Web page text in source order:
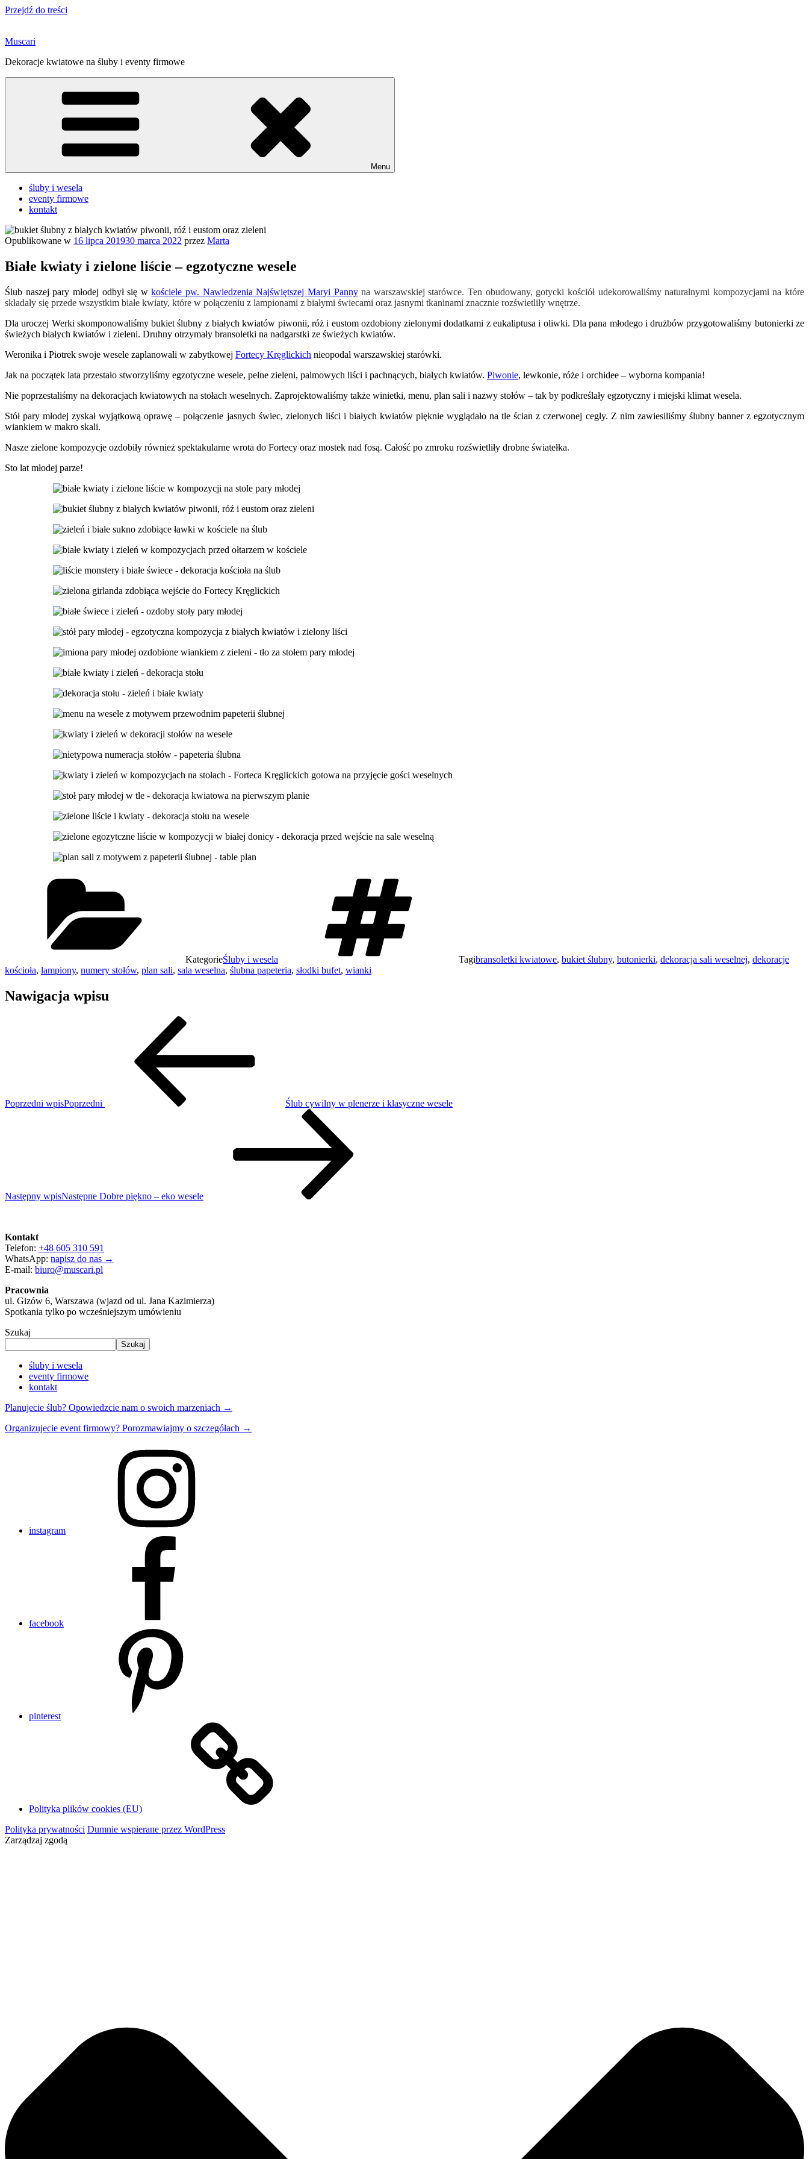
Przejdź do treści
Muscari
Dekoracje kwiatowe na śluby i eventy firmowe
Menu
śluby i wesela
eventy firmowe
kontakt
Opublikowane w 16 lipca 201930 marca 2022 przez Marta
Białe kwiaty i zielone liście – egzotyczne wesele
Ślub naszej pary młodej odbył się wkościele pw. Nawiedzenia Najświętszej Maryi Pannyna warszawskiej starówce. Ten obudowany, gotycki kościół udekorowaliśmy naturalnymi kompozycjami na które
składały się przede wszystkim białe kwiaty, które w połączeniu z lampionami z białymi świecami oraz jasnymi tkaninami znacznie rozświetliły wnętrze.
Dla uroczej Werki skomponowaliśmy bukiet ślubny z białych kwiatów piwonii, róż i eustom ozdobiony zielonymi dodatkami z eukaliptusa i oliwki. Dla pana młodego i drużbów przygotowaliśmy butonierki ze
świeżych białych kwiatów i zieleni. Druhny otrzymały bransoletki na nadgarstki ze świeżych kwiatów.
Weronika i Piotrek swoje wesele zaplanowali w zabytkowej Fortecy Kręglickich nieopodal warszawskiej starówki.
Jak na początek lata przestało stworzyliśmy egzotyczne wesele, pełne zieleni, palmowych liści i pachnących, białych kwiatów. Piwonie, lewkonie, róże i orchidee – wyborna kompania!
Nie poprzestaliśmy na dekoracjach kwiatowych na stołach weselnych. Zaprojektowaliśmy także winietki, menu, plan sali i nazwy stołów – tak by podkreślały egzotyczny i miejski klimat wesela.
Stół pary młodej zyskał wyjątkową oprawę – połączenie jasnych świec, zielonych liści i białych kwiatów pięknie wyglądało na tle ścian z czerwonej cegły. Z nim zawiesiliśmy ślubny banner z egzotycznym
wiankiem w makro skali.
Nasze zielone kompozycje ozdobiły również spektakularne wrota do Fortecy oraz mostek nad fosą. Całość po zmroku rozświetliły drobne światełka.
Sto lat młodej parze!
KategorieŚluby i wesela Tagibransoletki kwiatowe, bukiet ślubny, butonierki, dekoracja sali weselnej, dekoracje
kościoła, lampiony, numery stołów, plan sali, sala weselna, ślubna papeteria, słodki bufet, wianki
Nawigacja wpisu
Poprzedni wpisPoprzedni Ślub cywilny w plenerze i klasyczne wesele
Następny wpisNastępne Dobre piękno – eko wesele
Kontakt
Telefon: +48 605 310 591
WhatsApp: napisz do nas →
E-mail: biuro@muscari.pl
Pracownia
ul. Gizów 6, Warszawa (wjazd od ul. Jana Kazimierza)
Spotkania tylko po wcześniejszym umówieniu
Szukaj
Szukaj
śluby i wesela
eventy firmowe
kontakt
Planujecie ślub? Opowiedzcie nam o swoich marzeniach →
Organizujecie event firmowy? Porozmawiajmy o szczegółach →
instagram
facebook
pinterest
Polityka plików cookies (EU)
Polityka prywatności Dumnie wspierane przez WordPress
Zarządzaj zgodą